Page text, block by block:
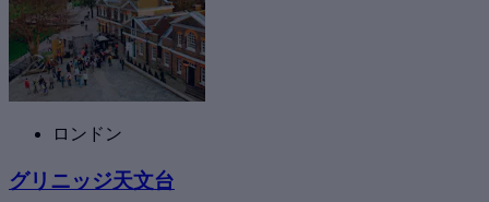
ロンドン
グリニッジ天文台